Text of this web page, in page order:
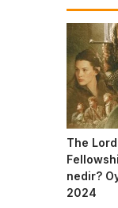
The
nedir?
2024